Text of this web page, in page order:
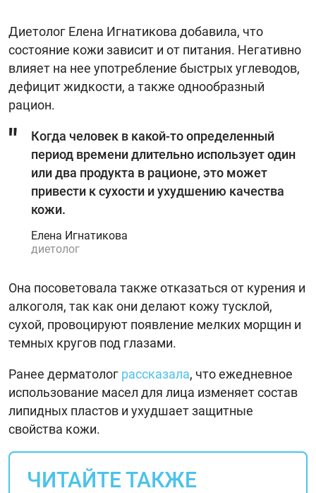
Диетолог Елена Игнатикова добавила, что
состояние кожи зависит и от питания. Негативно
влияет на нее употребление быстрых углеводов,
дефицит жидкости, а также однообразный
рацион.
Когда человек в какой-то определенный
период времени длительно использует один
или два продукта в рационе, это может
привести к сухости и ухудшению качества
кожи.
Елена Игнатикова
диетолог
Она посоветовала также отказаться от курения и
алкоголя, так как они делают кожу тусклой,
сухой, провоцируют появление мелких морщин и
темных кругов под глазами.
Ранее дерматолог рассказала, что ежедневное
использование масел для лица изменяет состав
липидных пластов и ухудшает защитные
свойства кожи.
ЧИТАЙТЕ ТАКЖЕ